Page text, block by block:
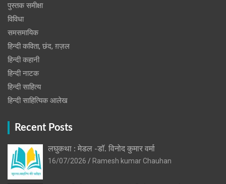
पुस्‍तक समीक्षा
विविधा
समसमायिक
हिन्दी कविता, छंद, ग़ज़ल
हिन्दी कहानी
हिन्‍दी नाटक
हिन्दी साहित्य
हिन्दी साहित्यिक आलेख
Recent Posts
लघुकथा : मेडल -डॉ. विनोद कुमार वर्मा
16/07/2026
Ramesh kumar Chauhan